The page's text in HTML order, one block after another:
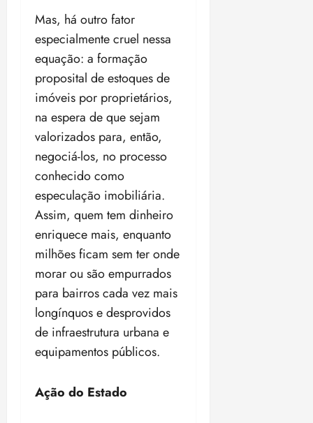
Mas, há outro fator
especialmente cruel nessa
equação: a formação
proposital de estoques de
imóveis por proprietários,
na espera de que sejam
valorizados para, então,
negociá-los, no processo
conhecido como
especulação imobiliária.
Assim, quem tem dinheiro
enriquece mais, enquanto
milhões ficam sem ter onde
morar ou são empurrados
para bairros cada vez mais
longínquos e desprovidos
de infraestrutura urbana e
equipamentos públicos.
Ação do Estado